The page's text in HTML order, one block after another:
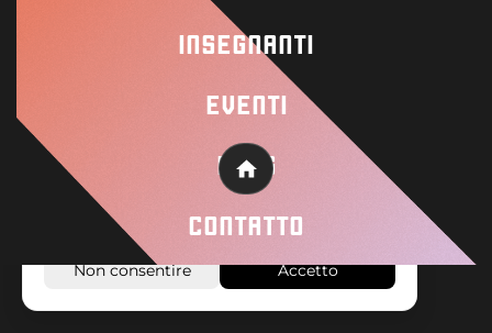
INSEGNANTI
EVENTI
BLOG
CONTATTO
Home
Wisseloord
© 2026 Wisseloord Sito web di
Su questo sito web vengono utilizzati cookie
e tecniche simili per garantire il corretto
funzionamento del sito e per analizzare come
viene utilizzato.